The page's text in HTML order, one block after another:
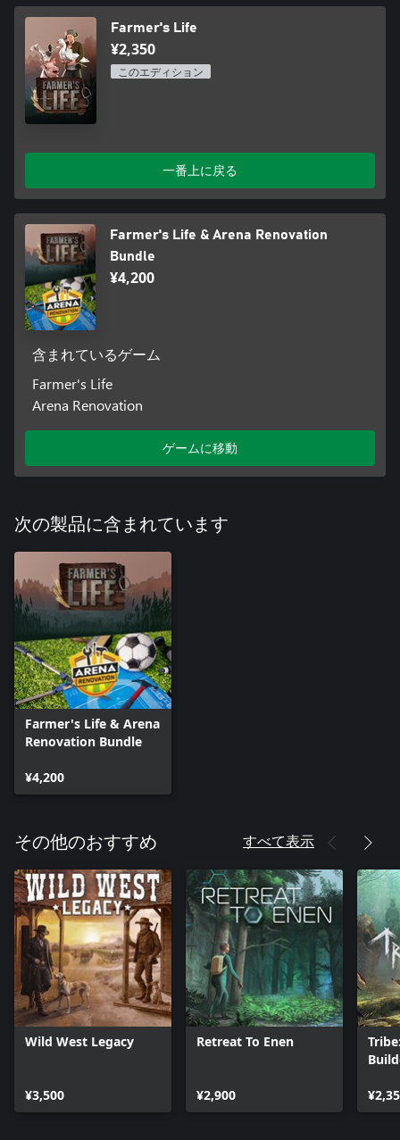
う。自転車、馬車、トラクター、バイクなど、選択肢は多彩
🌎 無限の自由: 自由に自分の農場をどう運営するか、何をする
かを決められるサンドボックス体験を楽しもう。
🌱 動的な季節: 季節ごとの変化に適応し、作物の選択や戦略を
🚜 ユニークな機械を使いこなそう: 草刈り機から耕運機、播種
機、掘削機、撒布機まで、多種多様な農業機械を操作しよう。
💣 少しの混乱も楽しもう: 豚に乗って無邪気に騒ぎ、ストレス
を発散しよう。
🗺️ 豊かな世界を探検しよう: 廃墟や地下壕、古い教会、地雷
原、池、曲がりくねった川など、隠された宝物や秘密を発見し
よう。
「ファーマーズライフ」は単なるゲームではなく、あなたの選
択によって運命が形作られる魅力的な農業冒険です。田舎生活
の喜びを発見し、無限の可能性が広がる世界に没入しよう。あ
なたは農場帝国を一から築くことができるだろうか？
Farmer's Life
¥2,350
このエディション
一番上に戻る
Farmer's Life & Arena Renovation
Bundle
¥4,200
含まれているゲーム
Farmer's Life
Arena Renovation
ゲームに移動
次の製品に含まれています
Farmer's Life & Arena
Renovation Bundle
¥4,200
その他のおすすめ すべて表示
Wild West Legacy
¥3,500
Retreat To Enen
¥2,900